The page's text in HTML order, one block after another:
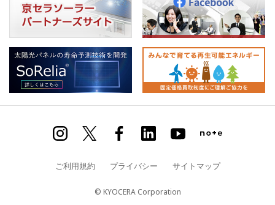
ご利用規約 プライバシー サイトマップ
© KYOCERA Corporation